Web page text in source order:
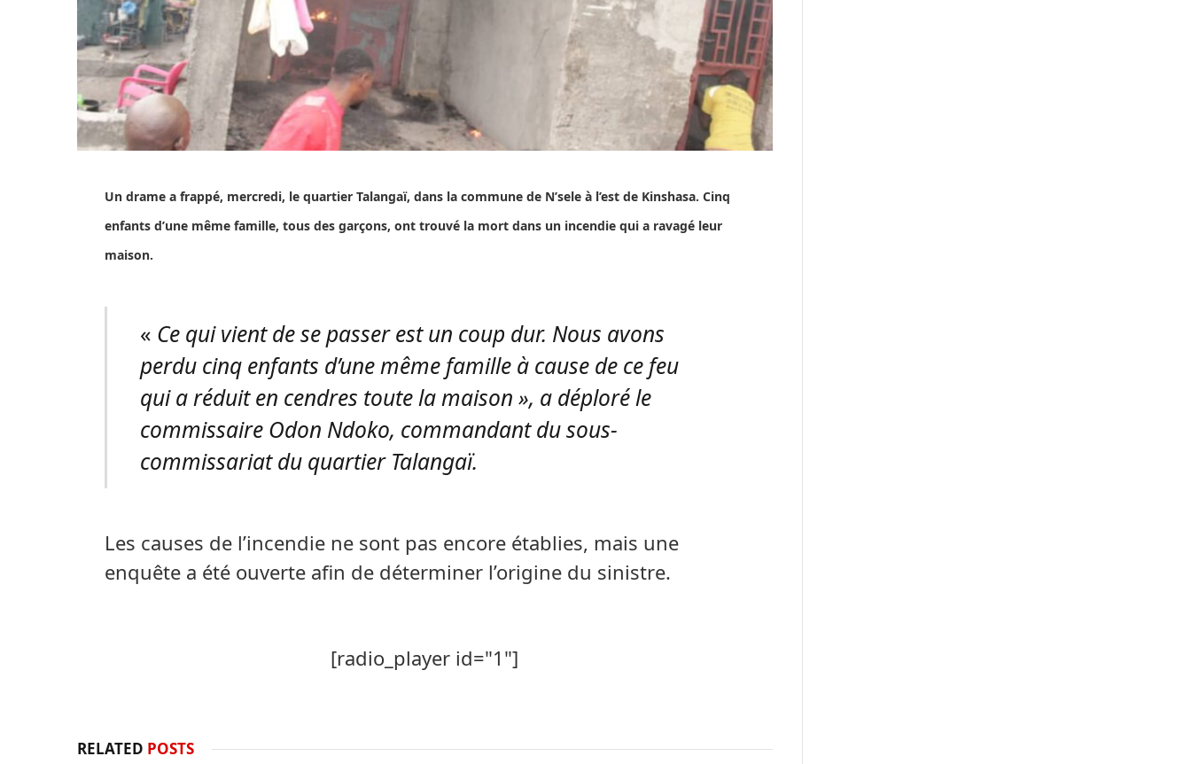
Undrame a frappé, mercredi, le quartier Talangaï, dans la commune de N’sele à l’est de Kinshasa. Cinq
enfants d’une même famille, tous des garçons, ont trouvé la mort dans un incendie qui a ravagé leur
maison.
« Ce qui vient de se passer est un coup dur. Nous avons
perdu cinq enfants d’une même famille à cause de ce feu
qui a réduit en cendres toute la maison », a déploré le
commissaire Odon Ndoko, commandant du sous-
commissariat du quartier Talangaï.
Les causes de l’incendie ne sont pas encore établies, mais une
enquête a été ouverte afin de déterminer l’origine du sinistre.
[radio_player id="1"]
RELATED POSTS